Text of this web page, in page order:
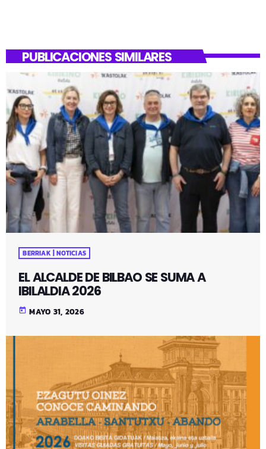
PUBLICACIONES SIMILARES
BERRIAK | NOTICIAS
EL ALCALDE DE BILBAO SE SUMA A
IBILALDIA 2026
today MAYO 31, 2026